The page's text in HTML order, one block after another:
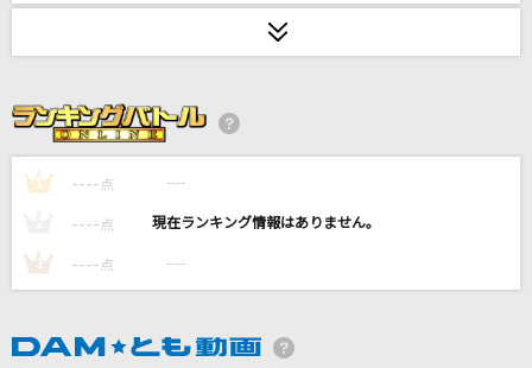
月光花
secret arms
Ray
ヨルシカ
七海うらら
1 ---- 点 ----
---- 点 ----
3 ---- 点 ----